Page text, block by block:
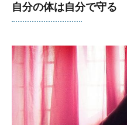
自分の体は自分で守る